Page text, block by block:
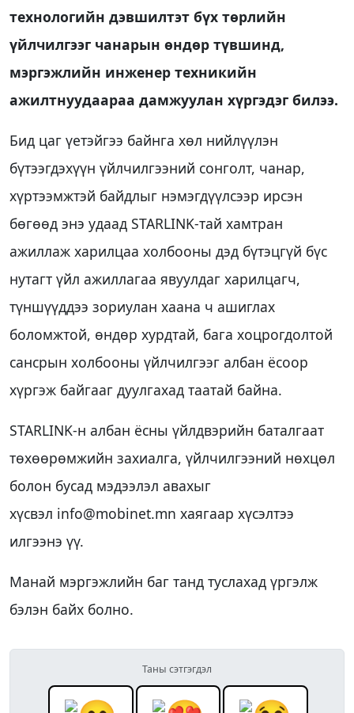
технологийн дэвшилтэт бүх төрлийн
үйлчилгээг чанарын өндөр түвшинд,
мэргэжлийн инженер техникийн
ажилтнуудаараа дамжуулан хүргэдэг билээ.
Бид цаг үетэйгээ байнга хөл нийлүүлэн
бүтээгдэхүүн үйлчилгээний сонголт, чанар,
хүртээмжтэй байдлыг нэмэгдүүлсээр ирсэн
бөгөөд энэ удаад STARLINK-тай хамтран
ажиллаж харилцаа холбооны дэд бүтэцгүй бүс
нутагт үйл ажиллагаа явуулдаг харилцагч,
түншүүддээ зориулан хаана ч ашиглах
боломжтой, өндөр хурдтай, бага хоцрогдолтой
сансрын холбооны үйлчилгээг албан ёсоор
хүргэж байгааг дуулгахад таатай байна.
STARLINK-н албан ёсны үйлдвэрийн баталгаат
төхөөрөмжийн захиалга, үйлчилгээний нөхцөл
болон бусад мэдээлэл авахыг
хүсвэл info@mobinet.mn хаягаар хүсэлтээ
илгээнэ үү.
Манай мэргэжлийн баг танд туслахад үргэлж
бэлэн байх болно.
Таны сэтгэгдэл